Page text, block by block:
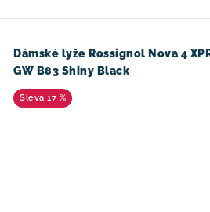
Dámské lyže Rossignol Nova 4
GW B83 Shiny Black
17 %